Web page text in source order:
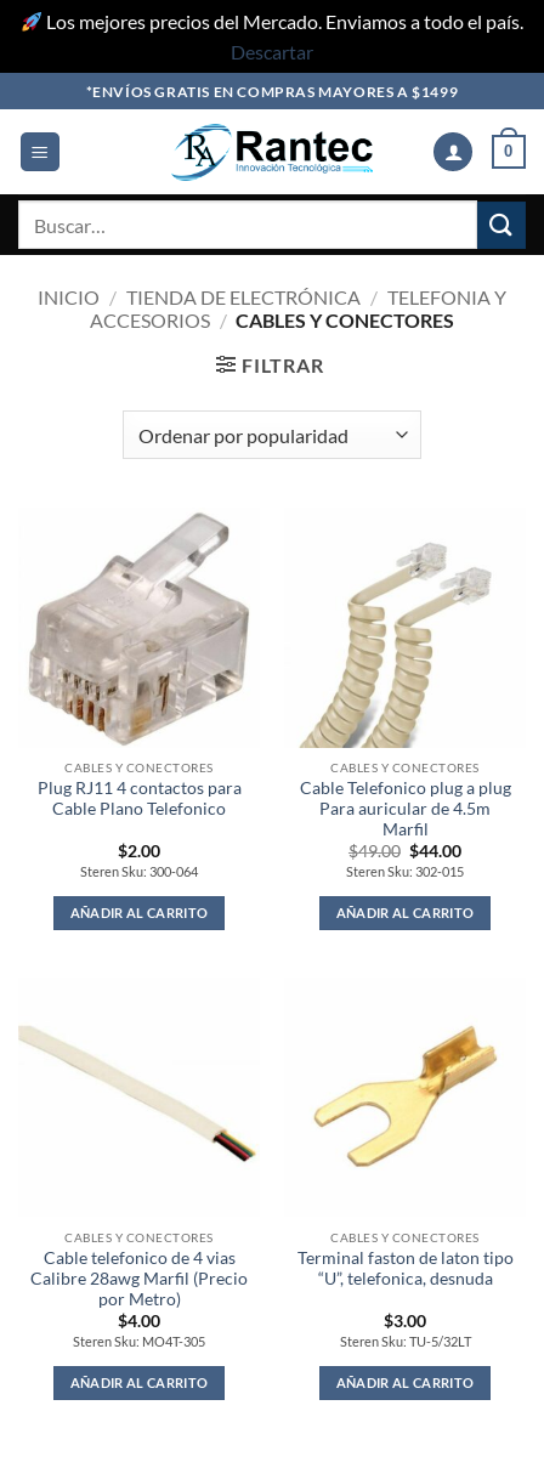
Los mejores precios del Mercado. Enviamos a todo el país.
Descartar
to
content
*ENVÍOS GRATIS EN COMPRAS MAYORES A $1499
0
INICIO / TIENDA DE ELECTRÓNICA / TELEFONIA Y
ACCESORIOS / CABLES Y CONECTORES
FILTRAR
CABLES Y CONECTORES
Plug RJ11 4 contactos para
Cable Plano Telefonico
$2.00
Steren Sku: 300-064
AÑADIR AL CARRITO
CABLES Y CONECTORES
Cable Telefonico plug a plug
Para auricular de 4.5m
Marfil
$49.00 Original
price
was:
$49.00.
$44.00Current
price
is:
$44.00.
Steren Sku: 302-015
AÑADIR AL CARRITO
CABLES Y CONECTORES
Cable telefonico de 4 vias
Calibre 28awg Marfil (Precio
por Metro)
$4.00
Steren Sku: MO4T-305
AÑADIR AL CARRITO
CABLES Y CONECTORES
Terminal faston de laton tipo
“U”, telefonica, desnuda
$3.00
Steren Sku: TU-5/32LT
AÑADIR AL CARRITO